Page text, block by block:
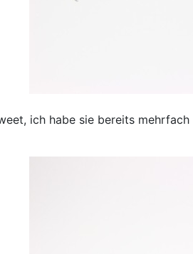
ich habe sie bereits